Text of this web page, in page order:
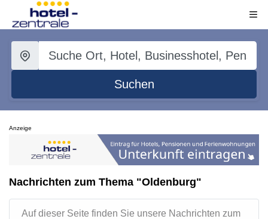
Suchen
Anzeige
Nachrichten zum Thema "Oldenburg"
Auf dieser Seite finden Sie unsere Nachrichten zum